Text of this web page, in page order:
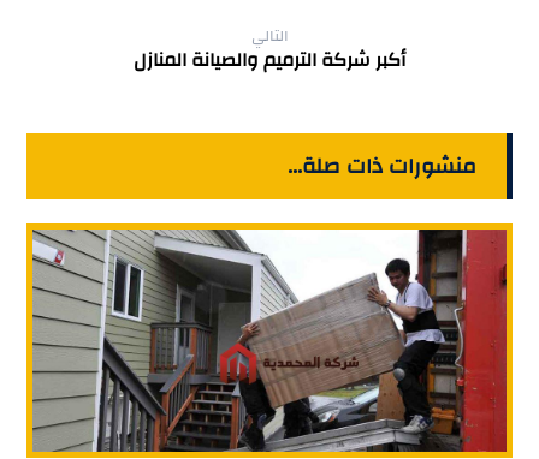
التالي
أكبر شركة الترميم والصيانة المنازل
منشورات ذات صلة...